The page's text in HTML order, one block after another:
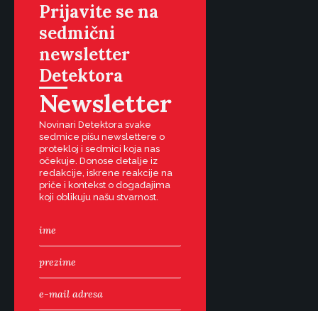
Prijavite se na
sedmični
newsletter
Detektora
Newsletter
Novinari Detektora svake
sedmice pišu newslettere o
protekloj i sedmici koja nas
očekuje. Donose detalje iz
redakcije, iskrene reakcije na
priče i kontekst o događajima
koji oblikuju našu stvarnost.